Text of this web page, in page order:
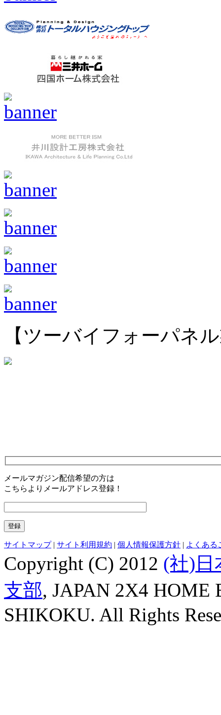
【ツーバイフォーパネ
メールマガジン配信希望の方は
こちらよりメールアドレス登録！
サイトマップ| サイト利用規約 | 個人情報保護方針 | よくある
Copyright (C) 2012 (社)
支部, JAPAN 2X4 HOME
SHIKOKU. All Rights